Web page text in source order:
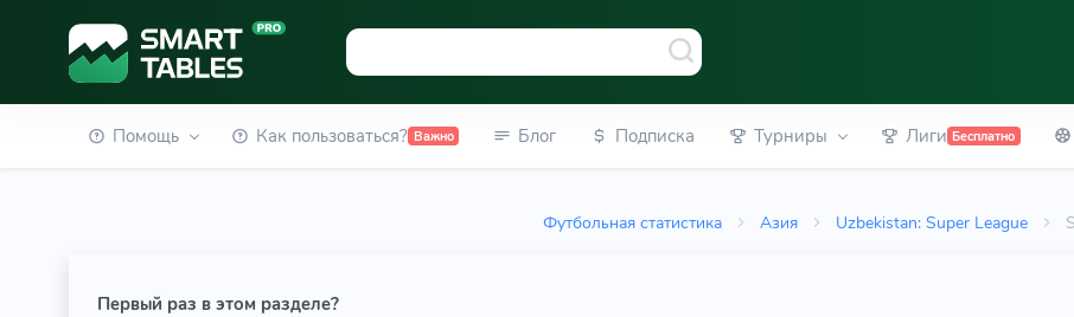
Помощь Как пользоваться? Важно Блог Подписка Турниры Лиги Бесплатно
Футбольная статистика Азия Uzbekistan: Super League
Первый раз в этом разделе?